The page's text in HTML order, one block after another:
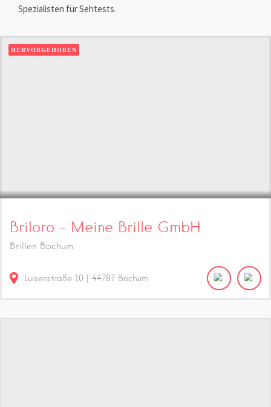
Spezialisten für Sehtests.
HERVORGEHOBEN
Briloro – Meine Brille GmbH
Brillen Bochum
Luisenstraße 10 44787 Bochum